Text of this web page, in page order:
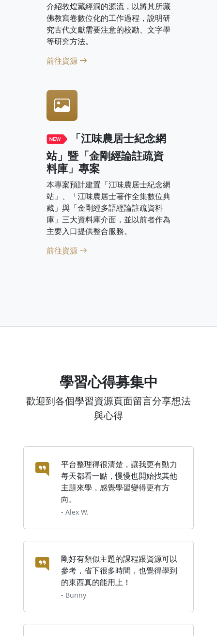
介紹敦煌藏經洞的源流，以將其所藏
佛教寫卷數位化的工作過程，說明研
究古代文獻需要注意的校勘、文字學
等研究方法。
前往資源
「江味農居士紀念網
站」暨「金剛經論註疏資
料庫」專案
本專案預計建置「江味農居士紀念網
站」、「江味農居士著作全集數位典
藏」與「金剛經多語經論註疏資料
庫」三大資料庫介面，並以前者作為
主要入口提供整合服務。
前往資源
學習心得募集中
歡迎到各個學習資源頁面留言分享想法
與心得
平台整理得很清楚，讓我更有動力
每天都看一點，慢慢也開始找其他
主題來學，感覺學習變得更有方
向。
- Alex W.
剛好有類似主題的課程跟資源可以
參考，省下很多時間，也覺得學到
的東西真的能用上！
- Bunny